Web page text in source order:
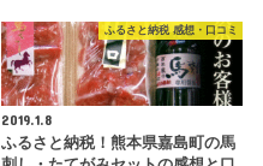
ふるさと納税 感想・口コミ
2019.1.8
ふるさと納税！熊本県嘉島町の馬